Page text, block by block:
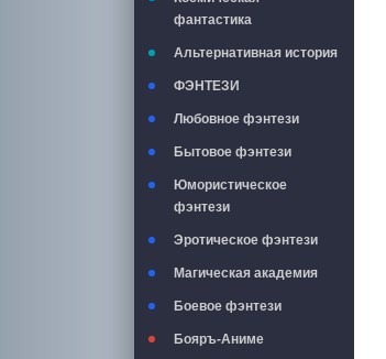
фантастика
Альтернативная история
ФЭНТЕЗИ
Любовное фэнтези
Бытовое фэнтези
Юмористическое
фэнтези
Эротическое фэнтези
Магическая академия
Боевое фэнтези
Бояръ-Аниме